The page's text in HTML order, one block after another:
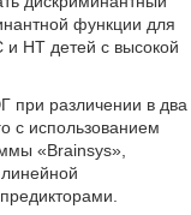
функции для
и НТ детей с высокой
при различении в два
с использованием
«Brainsys»,